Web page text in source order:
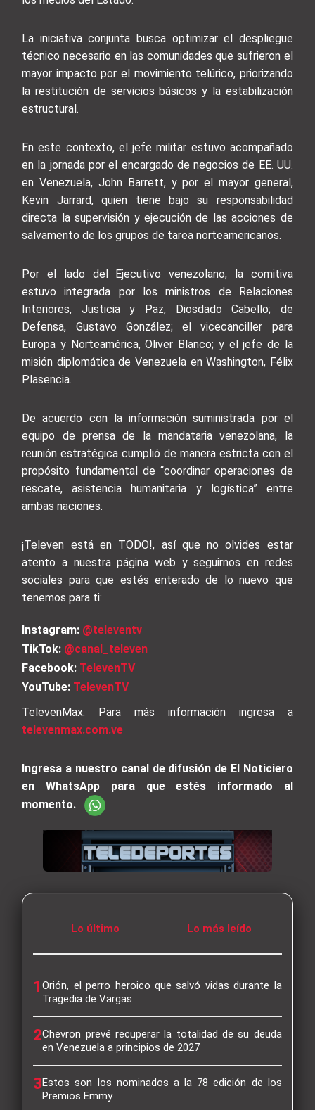
La iniciativa conjunta busca optimizar el despliegue
técnico necesario en las comunidades que sufrieron el
mayor impacto por el movimiento telúrico, priorizando
la restitución de servicios básicos y la estabilización
estructural.
En este contexto, el jefe militar estuvo acompañado
en la jornada por el encargado de negocios de EE. UU.
en Venezuela, John Barrett, y por el mayor general,
Kevin Jarrard, quien tiene bajo su responsabilidad
directa la supervisión y ejecución de las acciones de
salvamento de los grupos de tarea norteamericanos.
Por el lado del Ejecutivo venezolano, la comitiva
estuvo integrada por los ministros de Relaciones
Interiores, Justicia y Paz, Diosdado Cabello; de
Defensa, Gustavo González; el vicecanciller para
Europa y Norteamérica, Oliver Blanco; y el jefe de la
misión diplomática de Venezuela en Washington, Félix
Plasencia.
De acuerdo con la información suministrada por el
equipo de prensa de la mandataria venezolana, la
reunión estratégica cumplió de manera estricta con el
propósito fundamental de “coordinar operaciones de
rescate, asistencia humanitaria y logística” entre
ambas naciones.
¡Televen está en TODO!, así que no olvides estar
atento a nuestra página web y seguirnos en redes
sociales para que estés enterado de lo nuevo que
tenemos para ti:
Instagram: @televentv
TikTok: @canal_televen
Facebook: TelevenTV
YouTube: TelevenTV
TelevenMax: Para más información ingresa a
televenmax.com.ve
Ingresa a nuestro canal de difusión de El Noticiero
en WhatsApp para que estés informado al
momento.
Lo último Lo más leído
1Orión, el perro heroico que salvó vidas durante la
Tragedia de Vargas
2Chevron prevé recuperar la totalidad de su deuda
en Venezuela a principios de 2027
3Estos son los nominados a la 78 edición de los
Premios Emmy